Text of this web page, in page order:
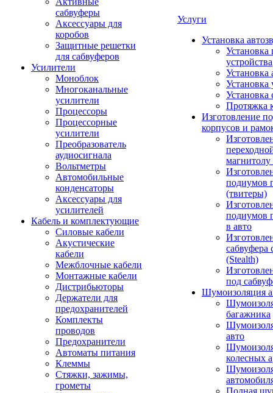
сабвуферы
Аксессуары для
коробов
Защитные решетки
для сабвуферов
Усилители
Моноблок
Многоканальные
усилители
Процессоры
Процессорные
усилители
Преобразователь
аудиосигнала
Вольтметры
Автомобильные
конденсаторы
Аксессуары для
усилителей
Кабель и комплектующие
Силовые кабели
Акустические
кабели
Межблочные кабели
Монтажные кабели
Дистрибьюторы
Держатели для
предохранителей
Комплекты
проводов
Предохранители
Автоматы питания
Клеммы
Стяжки, зажимы,
грометы
Услуги
Установка
Установка
устройства
Установка
Установка
Установка
Протяжка
Изготовление
корпусов и
подиумов
(твитеры)
подиумов
в авто
сабвуфера
(Stealth)
под
Шумоизоляция
багажника
авто
колесных
Полная